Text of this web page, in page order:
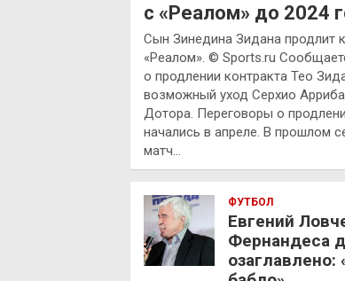
с «Реалом» до 2024
Сын Зинедина Зидана продлит
«Реалом». © Sports.ru
о продлении контракта Тео
возможный уход Серхио
Дотора. Переговоры о
начались в апреле. В прошлом
матч…
ФУТБОЛ
Евгений
Фернандеса